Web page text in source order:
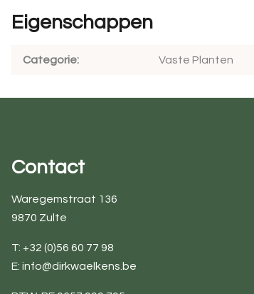
Eigenschappen
Categorie Vaste Planten
Contact
Waregemstraat 136
9870 Zulte
T: +32 (0)56 60 77 98
E: info@dirkwaelkens.be